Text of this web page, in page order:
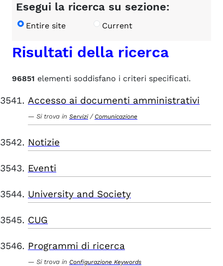
Esegui la ricerca su sezione:
Entire site Current
Risultati della ricerca
96851 elementi soddisfano i criteri specificati.
Accesso ai documenti amministrativi
Si trova in Servizi / Comunicazione
Notizie
Eventi
University and Society
CUG
Programmi di ricerca
Si trova in Configurazione Keywords